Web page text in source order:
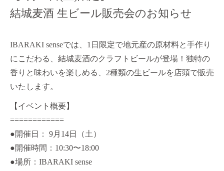
結城麦酒 生ビール販売会のお知らせ
IBARAKI senseでは、1日限定で地元産の原材料と手作り
にこだわる、結城麦酒のクラフトビールが登場！独特の
香りと味わいを楽しめる、2種類の生ビールを店頭で販売
いたします。
【イベント概要】
============
●開催日： 9月14日（土）
●開催時間：10:30〜18:00
●場所：IBARAKI sense